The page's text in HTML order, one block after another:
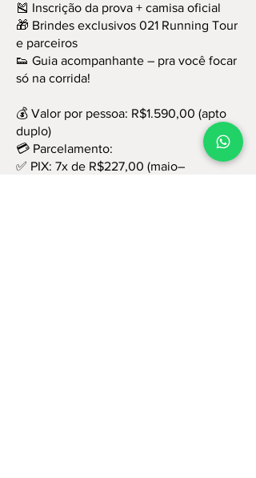
🎽 Inscrição da prova + camisa oficial
🎁 Brindes exclusivos 021 Running Tour
e parceiros
👟 Guia acompanhante – pra você focar
só na corrida!
💰 Valor por pessoa: R$1.590,00 (apto
duplo)
💳 Parcelamento:
✅ PIX: 7x de R$227,00 (maio–